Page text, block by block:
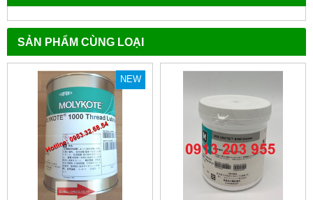
SẢN PHẨM CÙNG LOẠI
NEW